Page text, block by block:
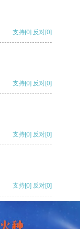
支持[0] 反对[0]
支持[0] 反对[0]
支持[0] 反对[0]
支持[0] 反对[0]